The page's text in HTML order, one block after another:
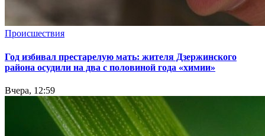
Происшествия
Год избивал престарелую мать: жителя Дзержинского
района осудили на два с половиной года «химии»
Вчера, 12:59